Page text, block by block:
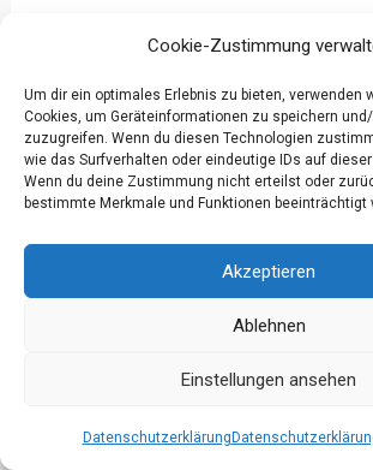
Cookie-Zustimmung
Um dir ein optimales Erlebnis zu bieten, verwenden
Cookies, um Geräteinformationen zu speichern
zuzugreifen. Wenn du diesen Technologien
wie das Surfverhalten oder eindeutige IDs auf
Wenn du deine Zustimmung nicht erteilst oder
bestimmte Merkmale und Funktionen beeinträchtigt
Akzeptieren
Ablehnen
Einstellungen ansehen
Datenschutzerklärung